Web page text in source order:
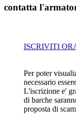
contatta
ISCRIVITI
Per poter
necessario
L'iscrizione e'
di barche
proposta di